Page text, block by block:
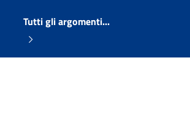
Tutti gli argomenti...